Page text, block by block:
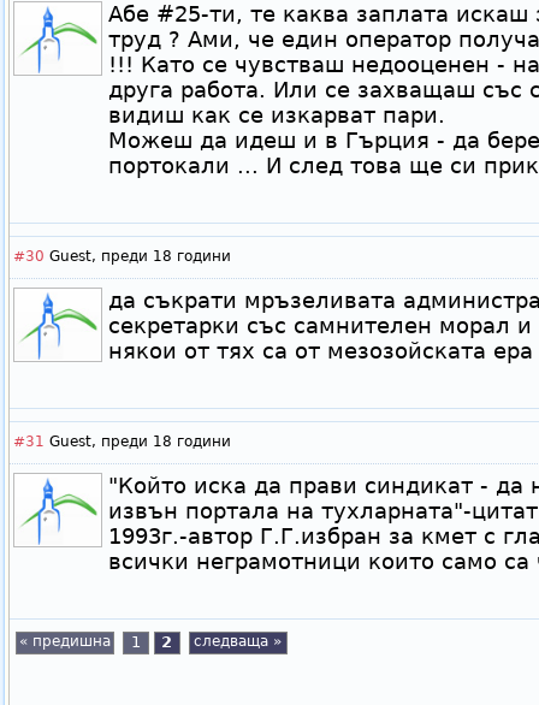
Абе #25-ти, те каква заплата
труд ? Ами, че един оператор
!!! Като се чувстваш недооценен -
друга работа. Или се захващаш със
видиш как се изкарват пари.
Можеш да идеш и в Гърция - да
портокали ... И след това ще си
#30 Guest, преди 18 години
да съкрати мръзеливата
секретарки със самнителен морал
някои от тях са от мезозойската ера
#31 Guest, преди 18 години
"Който иска да прави синдикат - да
извън портала на тухларната"-
1993г.-автор Г.Г.избран за кмет с
всички неграмотници които само
« предишна 1 2 следваща »